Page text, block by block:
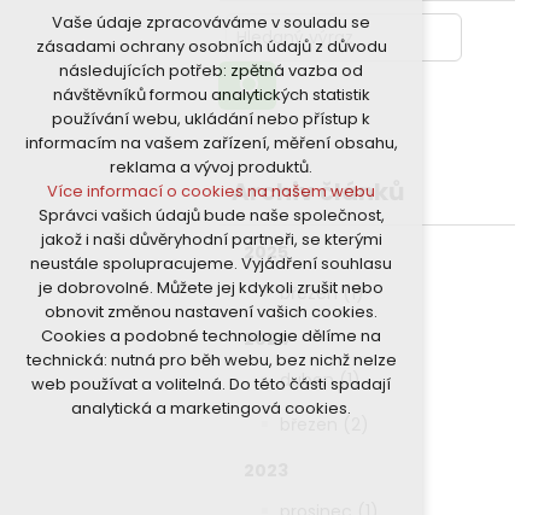
Technická cookies
nutná pro provozování webu
udržení kontextu stránek (session):
případná přihlášení, volby jazyka, apod.
Volitelná cookies
analytická pro anonymizované
vyhodnocení návštěvnosti
marketingová cookies (Google)
Více informací o cookies na našem webu
Přijmout všechny cookies
Odmítnout vše
Vaše údaje zpracováváme v souladu se
zásadami ochrany osobních údajů z důvodu
následujících potřeb: zpětná vazba od
návštěvníků formou analytických statistik
používání webu, ukládání nebo přístup k
informacím na vašem zařízení, měření obsahu,
reklama a vývoj produktů.
Více informací o cookies na našem webu
Správci vašich údajů bude naše společnost,
jakož i naši důvěryhodní partneři, se kterými
neustále spolupracujeme. Vyjádření souhlasu
je dobrovolné. Můžete jej kdykoli zrušit nebo
obnovit změnou nastavení vašich cookies.
Cookies a podobné technologie dělíme na
technická: nutná pro běh webu, bez nichž nelze
web používat a volitelná. Do této části spadají
analytická a marketingová cookies.
Archiv článků
2025
březen (1)
2024
duben (1)